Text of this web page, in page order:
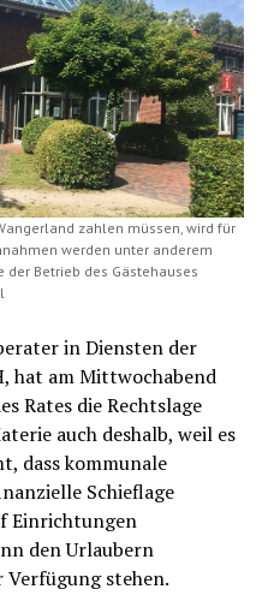
zahlen müssen, wird für
werden unter anderem
der Betrieb des Gästehauses
in Diensten der
hat am Mittwochabend
Rates die Rechtslage
auch deshalb, weil es
dass kommunale
Schieflage
Einrichtungen
den Urlaubern
stehen.